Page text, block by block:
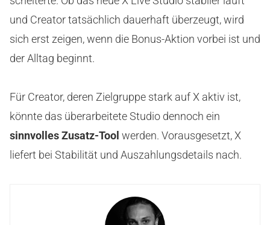
und Creator tatsächlich dauerhaft überzeugt, wird
sich erst zeigen, wenn die Bonus-Aktion vorbei ist und
der Alltag beginnt.
Für Creator, deren Zielgruppe stark auf X aktiv ist,
könnte das überarbeitete Studio dennoch ein
sinnvolles Zusatz-Tool werden. Vorausgesetzt, X
liefert bei Stabilität und Auszahlungsdetails nach.